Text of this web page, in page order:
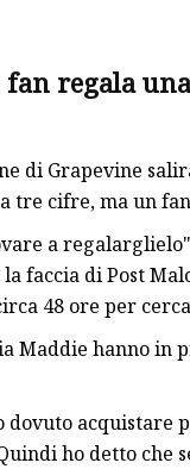
Cuscino
fan regala
di Grapevine
tre cifre, ma un
a
faccia di Post
48 ore per
Maddie hanno in
acquistare
ho detto che